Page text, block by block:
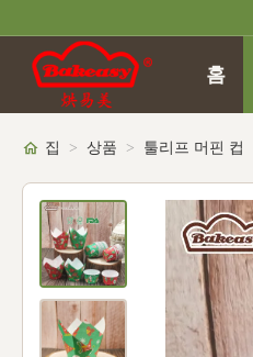
홈
집 > 상품 > 툴리프 머핀 컵